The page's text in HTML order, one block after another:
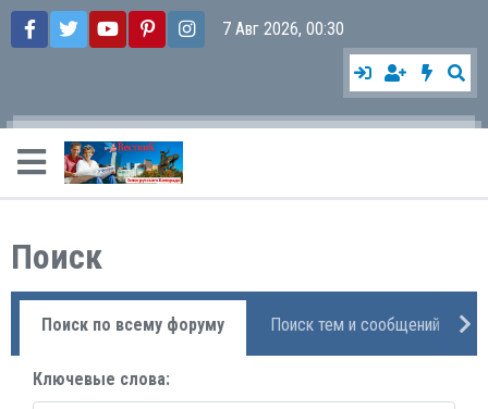
7 Авг 2026, 00:30
Поиск
Поиск по всему форуму Поиск тем и сообщений
Ключевые слова